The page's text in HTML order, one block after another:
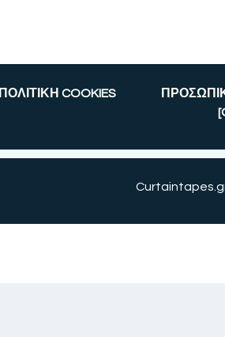
ΠΟΛΙΤΙΚΗ COOKIES